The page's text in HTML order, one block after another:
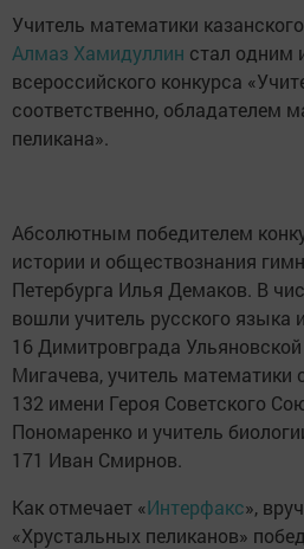
Учитель математики
Алмаз Хамидуллин стал одним
всероссийского конкурса
соответственно, обладателем
пеликана».
Абсолютным победителем
истории и обществознания
Петербурга Илья Демаков. В
вошли учитель русского
16 Димитровграда
Мигачева, учитель
132 имени Героя Советского
Пономаренко и учитель
171 Иван Смирнов.
Как отмечает «Интерфакс»,
«Хрустальных пеликанов»